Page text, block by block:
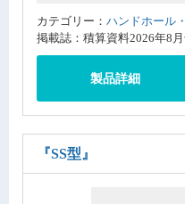
カテゴリー： ハンドホール
掲載誌：積算資料2026年8
製品詳細
『SS型』